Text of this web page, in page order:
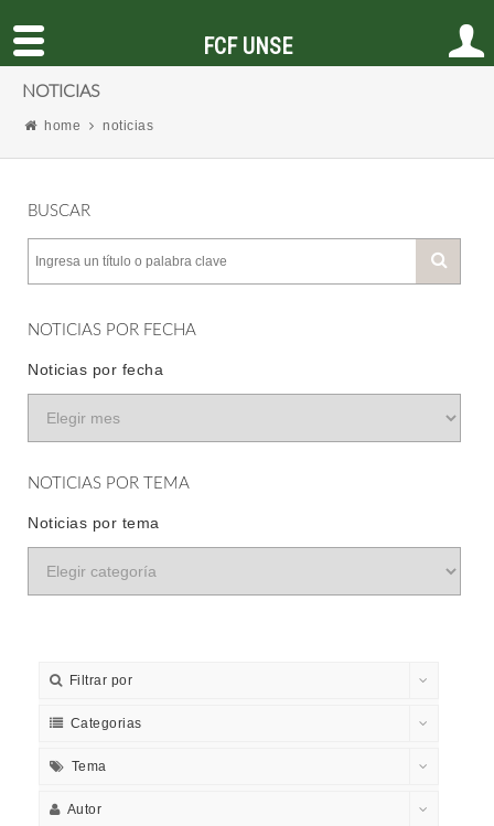
NOTICIAS
home noticias
BUSCAR
NOTICIAS POR FECHA
Noticias por fecha
NOTICIAS POR TEMA
Noticias por tema
Filtrar por
Categorias
Tema
Autor
FCF UNSE